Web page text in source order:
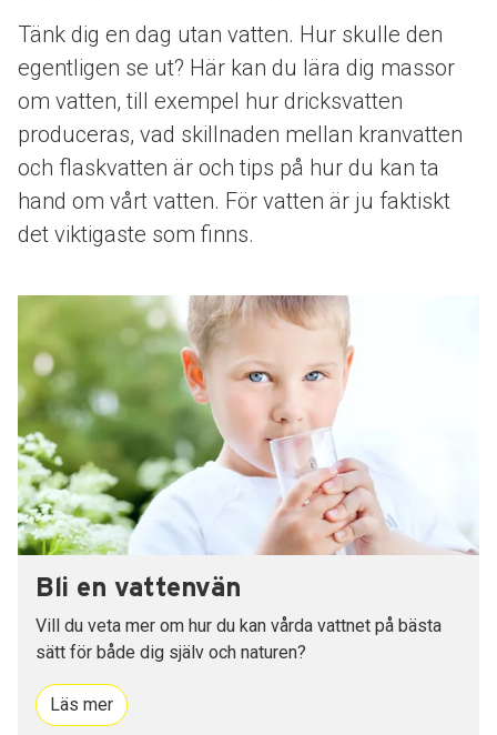
Tänk dig en dag utan vatten. Hur skulle den
egentligen se ut? Här kan du lära dig massor
om vatten, till exempel hur dricksvatten
produceras, vad skillnaden mellan kranvatten
och flaskvatten är och tips på hur du kan ta
hand om vårt vatten. För vatten är ju faktiskt
det viktigaste som finns.
Bli en vattenvän
Vill du veta mer om hur du kan vårda vattnet på bästa
sätt för både dig själv och naturen?
Läs mer